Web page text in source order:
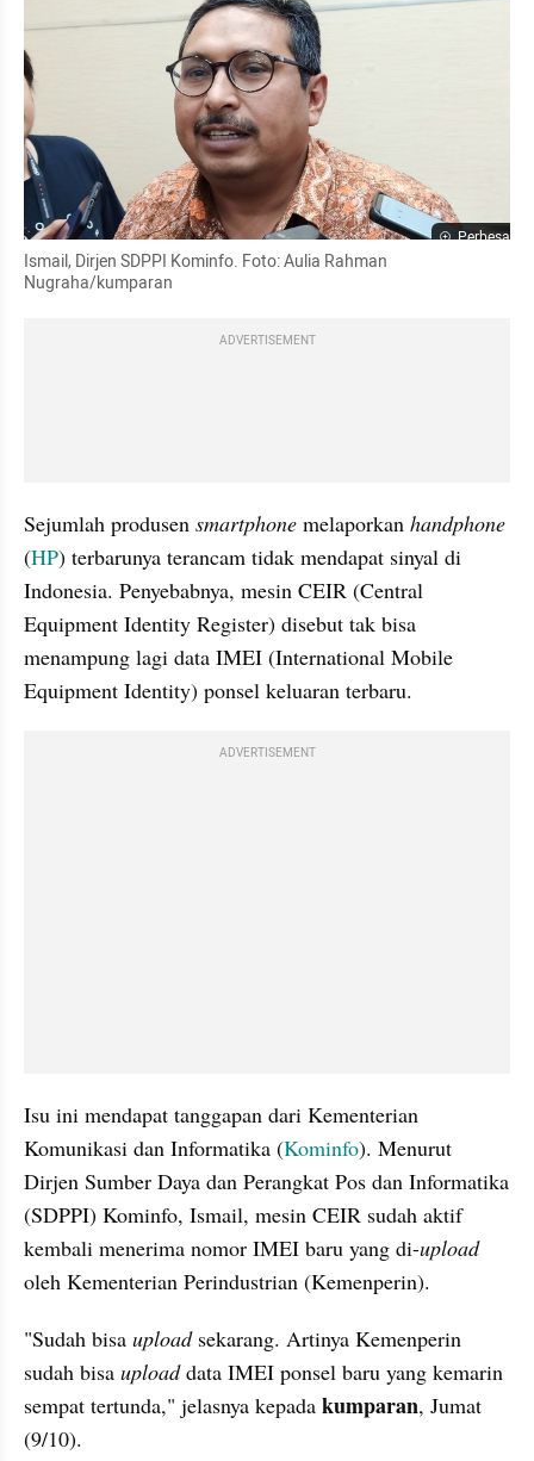
Perbesar
Ismail, Dirjen SDPPI Kominfo. Foto: Aulia Rahman
Nugraha/kumparan
ADVERTISEMENT
Sejumlah produsen smartphone melaporkan handphone
(HP) terbarunya terancam tidak mendapat sinyal di
Indonesia. Penyebabnya, mesin CEIR (Central
Equipment Identity Register) disebut tak bisa
menampung lagi data IMEI (International Mobile
Equipment Identity) ponsel keluaran terbaru.
ADVERTISEMENT
Isu ini mendapat tanggapan dari Kementerian
Komunikasi dan Informatika (Kominfo). Menurut
Dirjen Sumber Daya dan Perangkat Pos dan Informatika
(SDPPI) Kominfo, Ismail, mesin CEIR sudah aktif
kembali menerima nomor IMEI baru yang di-upload
oleh Kementerian Perindustrian (Kemenperin).
"Sudah bisa upload sekarang. Artinya Kemenperin
sudah bisa upload data IMEI ponsel baru yang kemarin
sempat tertunda," jelasnya kepada kumparan, Jumat
(9/10).